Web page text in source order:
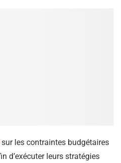
sur les contraintes budgétaires
d’exécuter leurs stratégies